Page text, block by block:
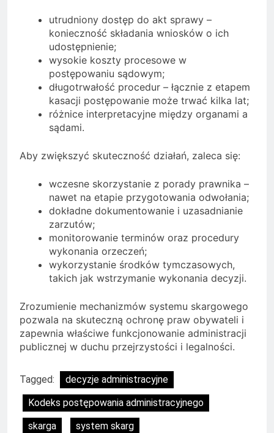
utrudniony dostęp do akt sprawy –
konieczność składania wniosków o ich
udostępnienie;
wysokie koszty procesowe w
postępowaniu sądowym;
długotrwałość procedur – łącznie z etapem
kasacji postępowanie może trwać kilka lat;
różnice interpretacyjne między organami a
sądami.
Aby zwiększyć skuteczność działań, zaleca się:
wczesne skorzystanie z porady prawnika –
nawet na etapie przygotowania odwołania;
dokładne dokumentowanie i uzasadnianie
zarzutów;
monitorowanie terminów oraz procedury
wykonania orzeczeń;
wykorzystanie środków tymczasowych,
takich jak wstrzymanie wykonania decyzji.
Zrozumienie mechanizmów systemu skargowego
pozwala na skuteczną ochronę praw obywateli i
zapewnia właściwe funkcjonowanie administracji
publicznej w duchu przejrzystości i legalności.
Tagged:
decyzje administracyjne
Kodeks postępowania administracyjnego
skarga
system skarg